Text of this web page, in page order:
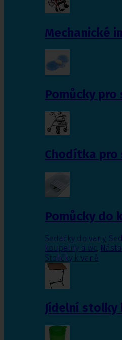
Mechanické
Pomůcky pro
Chodítka pro
Pomůcky do
Sedačky do vany,
koupelny a wc,
Stoličky k vaně
Jídelní stolky